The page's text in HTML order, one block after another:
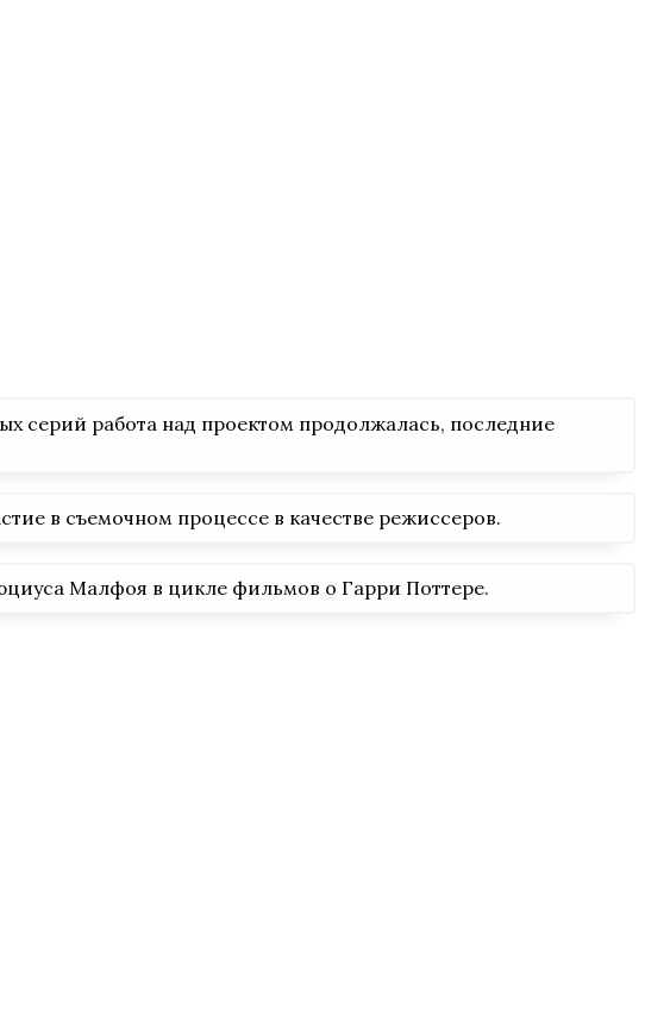
серий работа над проектом продолжалась, последние
в съемочном процессе в качестве режиссеров.
Малфоя в цикле фильмов о Гарри Поттере.